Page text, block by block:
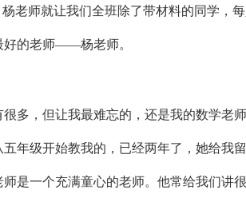
老师就让我们全班除了带材料的同学，
好的老师——杨老师。
很多，但让我最难忘的，还是我的数学老
年级开始教我的，已经两年了，她给我
是一个充满童心的老师。他常给我们讲